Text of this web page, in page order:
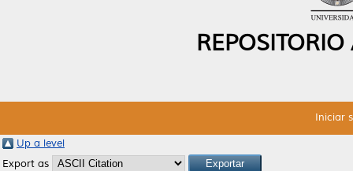
Iniciar
Up a level
Export as